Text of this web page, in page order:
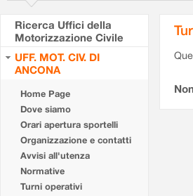
Ricerca Uffici della
Motorizzazione Civile
UFF. MOT. CIV. DI
ANCONA
Home Page
Dove siamo
Orari apertura sportelli
Organizzazione e contatti
Avvisi all'utenza
Normative
Turni operativi